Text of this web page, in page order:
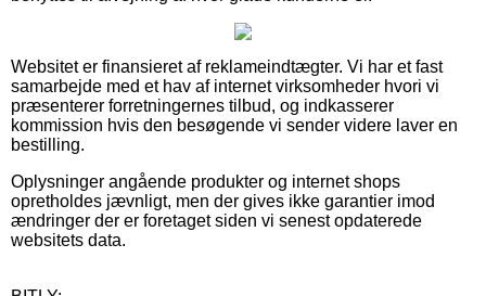
Websitet er finansieret af reklameindtægter. Vi har et fast
samarbejde med et hav af internet virksomheder hvori vi
præsenterer forretningernes tilbud, og indkasserer
kommission hvis den besøgende vi sender videre laver en
bestilling.
Oplysninger angående produkter og internet shops
opretholdes jævnligt, men der gives ikke garantier imod
ændringer der er foretaget siden vi senest opdaterede
websitets data.